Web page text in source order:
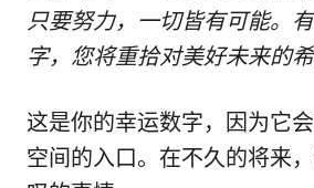
只要努力，一切皆有可能。
字，您将重拾对美好未来的希
这是你的幸运数字，因为它
空间的入口。在不久的将来